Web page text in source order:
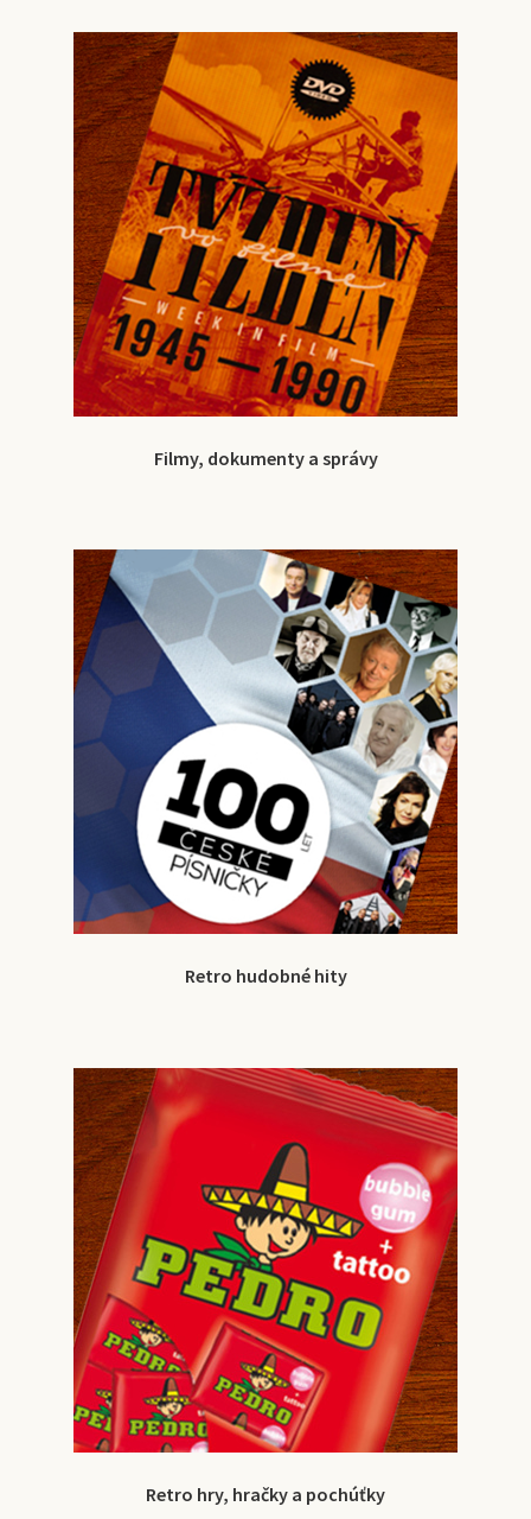
Filmy, dokumenty a správy
Retro hudobné hity
Retro hry, hračky a pochúťky